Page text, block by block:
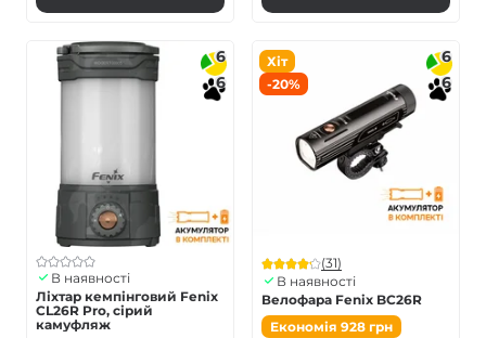
6
6
В наявності
Ліхтар кемпінговий Fenix
CL26R Pro, сірий
камуфляж
Хіт
-20%
6
6
(31)
В наявності
Велофара Fenix BC26R
Економія 928 грн